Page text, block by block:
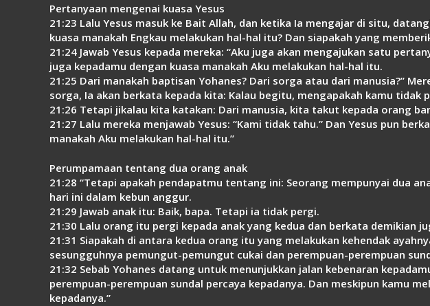
Pertanyaan mengenai kuasa Yesus
21:23 Lalu Yesus masuk ke Bait Allah, dan ketika Ia mengajar di situ,
kuasa manakah Engkau melakukan hal-hal itu? Dan siapakah yang
21:24 Jawab Yesus kepada mereka: “Aku juga akan mengajukan satu
juga kepadamu dengan kuasa manakah Aku melakukan hal-hal itu.
21:25 Dari manakah baptisan Yohanes? Dari sorga atau dari manusia?”
sorga, Ia akan berkata kepada kita: Kalau begitu, mengapakah kamu tidak
21:26 Tetapi jikalau kita katakan: Dari manusia, kita takut kepada orang
21:27 Lalu mereka menjawab Yesus: “Kami tidak tahu.” Dan Yesus pun
manakah Aku melakukan hal-hal itu.”
Perumpamaan tentang dua orang anak
21:28 “Tetapi apakah pendapatmu tentang ini: Seorang mempunyai dua
hari ini dalam kebun anggur.
21:29 Jawab anak itu: Baik, bapa. Tetapi ia tidak pergi.
21:30 Lalu orang itu pergi kepada anak yang kedua dan berkata demikian
21:31 Siapakah di antara kedua orang itu yang melakukan kehendak
sesungguhnya pemungut-pemungut cukai dan perempuan-perempuan
21:32 Sebab Yohanes datang untuk menunjukkan jalan kebenaran
perempuan-perempuan sundal percaya kepadanya. Dan meskipun kamu
kepadanya.”